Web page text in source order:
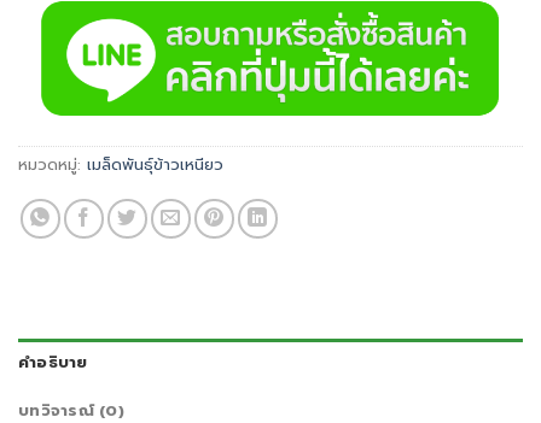
หมวดหมู่: เมล็ดพันธุ์ข้าวเหนียว
คำอธิบาย
บทวิจารณ์ (0)